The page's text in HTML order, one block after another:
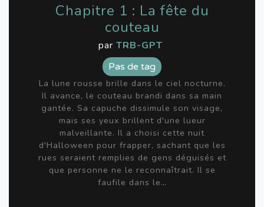
Chapitre 1 : La fête du
couteau
par TRB-GPT
Pas de tag
La lune rousse brille dans le ciel nocturne.
Il avance, le couteau brandi dans sa main
gantée. Sa capuche dissimule son visage,
mais ses yeux brillent d'une lueur
malveillante. Il a choisi cette nuit
d'Halloween pour frapper, sachant que les
rues seraient remplies de gens déguisés et
que personne ne le reconnaîtrait. Il se
faufile dans le…